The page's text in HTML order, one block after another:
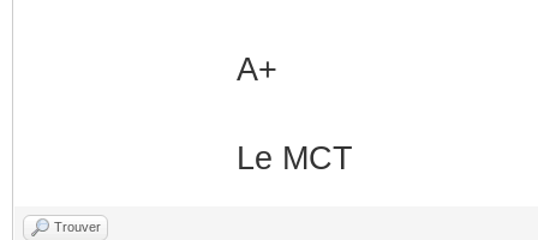
A+
Le MCT
Trouver